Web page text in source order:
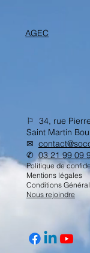
AGEC
⚐ 34, rue
Saint Martin
✉︎
✆03 21 99 09
Politique de
Mentions légales
Conditions
Nous rejoindre